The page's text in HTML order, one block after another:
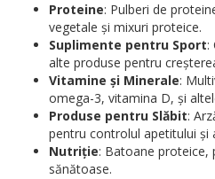
Proteine: Pulberi de
vegetale și mixuri proteice.
Suplimente pentru Sport:
alte produse pentru
Vitamine și Minerale:
omega-3, vitamina D, și
Produse pentru Slăbit:
pentru controlul apetitului și
Nutriție: Batoane proteice,
sănătoase.